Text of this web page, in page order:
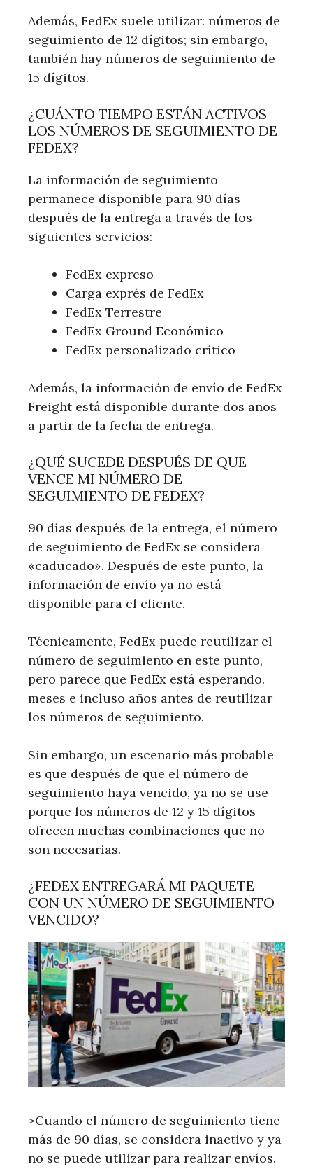
Además, FedEx suele utilizar: números de
seguimiento de 12 dígitos; sin embargo,
también hay números de seguimiento de
15 dígitos.
¿CUÁNTO TIEMPO ESTÁN ACTIVOS
LOS NÚMEROS DE SEGUIMIENTO DE
FEDEX?
La información de seguimiento
permanece disponible para 90 días
después de la entrega a través de los
siguientes servicios:
FedEx expreso
Carga exprés de FedEx
FedEx Terrestre
FedEx Ground Económico
FedEx personalizado crítico
Además, la información de envío de FedEx
Freight está disponible durante dos años
a partir de la fecha de entrega.
¿QUÉ SUCEDE DESPUÉS DE QUE
VENCE MI NÚMERO DE
SEGUIMIENTO DE FEDEX?
90 días después de la entrega, el número
de seguimiento de FedEx se considera
«caducado». Después de este punto, la
información de envío ya no está
disponible para el cliente.
Técnicamente, FedEx puede reutilizar el
número de seguimiento en este punto,
pero parece que FedEx está esperando.
meses e incluso años antes de reutilizar
los números de seguimiento.
Sin embargo, un escenario más probable
es que después de que el número de
seguimiento haya vencido, ya no se use
porque los números de 12 y 15 dígitos
ofrecen muchas combinaciones que no
son necesarias.
¿FEDEX ENTREGARÁ MI PAQUETE
CON UN NÚMERO DE SEGUIMIENTO
VENCIDO?
>Cuando el número de seguimiento tiene
más de 90 días, se considera inactivo y ya
no se puede utilizar para realizar envíos.